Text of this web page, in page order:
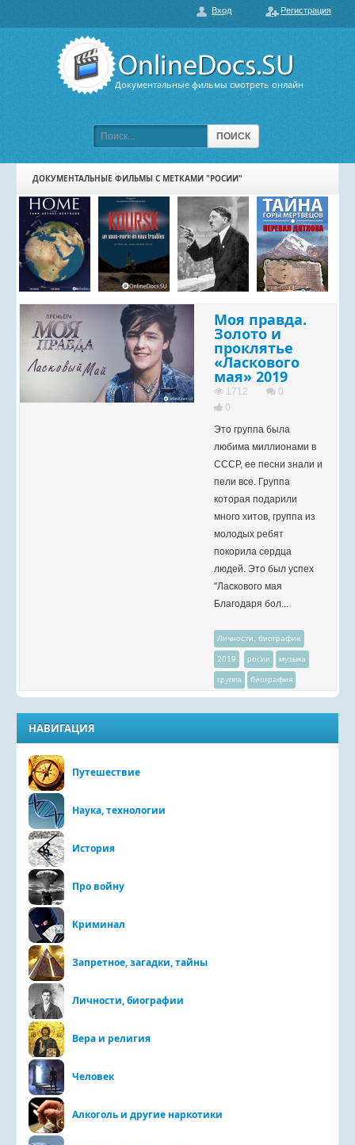
Документальные фильмы смотреть онлайн
ПОИСК
О нас
Вход Регистрация
ПОПУЛЯРНЫЕ
ПОДБОРКИ ФИЛЬМОВ
КАРТА САЙТА
КОНТАКТЫ
ДОКУМЕНТАЛЬНЫЕ ФИЛЬМЫ С МЕТКАМИ "РОСИИ"
Моя правда.
Золото и
проклятье
«Ласкового
мая» 2019
1712
0
0
Это группа была
любима миллионами в
СССР, ее песни знали и
пели все. Группа
которая подарили
много хитов, группа из
молодых ребят
покорила сердца
людей. Это был успех
"Ласкового мая
Благодаря бол...
Личности, биографии
2019 росии музыка
группа биография
НАВИГАЦИЯ
Путешествие
Наука, технологии
История
Про войну
Криминал
Запретное, загадки, тайны
Личности, биографии
Вера и религия
Человек
Алкоголь и другие наркотики